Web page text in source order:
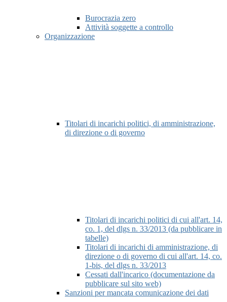
Burocrazia zero
Attività soggette a controllo
Organizzazione
Titolari di incarichi politici, di amministrazione,
di direzione o di governo
Titolari di incarichi politici di cui all'art. 14,
co. 1, del dlgs n. 33/2013 (da pubblicare in
tabelle)
Titolari di incarichi di amministrazione, di
direzione o di governo di cui all'art. 14, co.
1-bis, del dlgs n. 33/2013
Cessati dall'incarico (documentazione da
pubblicare sul sito web)
Sanzioni per mancata comunicazione dei dati